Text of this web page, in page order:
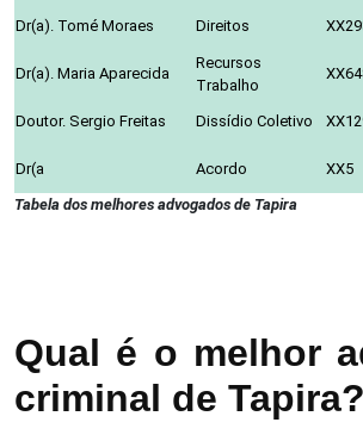
Dr(a). Tomé Moraes
Direitos
Dr(a). Maria Aparecida
Recursos
Trabalho
Doutor. Sergio Freitas
Dissídio Coletivo
Dr(a
Acordo XX5
Tabela dos melhores advogados de Tapira
Qual é o melhor
criminal de Tapira?